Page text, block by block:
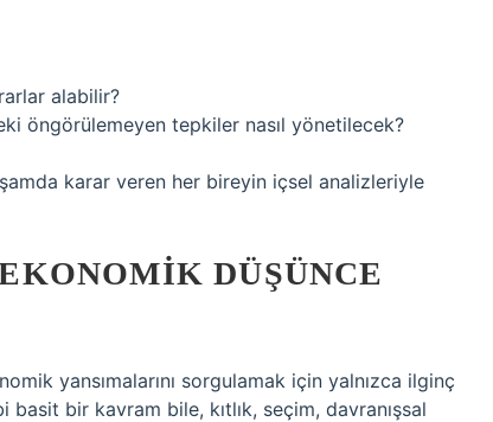
alabilir?
öngörülemeyen tepkiler nasıl yönetilecek?
karar veren her bireyin içsel analizleriyle
DÜŞÜNCE
yansımalarını sorgulamak için yalnızca ilginç
basit bir kavram bile, kıtlık, seçim, davranışsal